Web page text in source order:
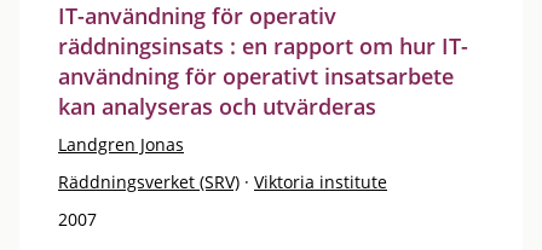
IT-användning för operativ
räddningsinsats : en rapport om hur IT-
användning för operativt insatsarbete
kan analyseras och utvärderas
Landgren Jonas
Räddningsverket (SRV) · Viktoria institute
2007